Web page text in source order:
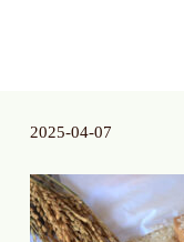
2025-04-07